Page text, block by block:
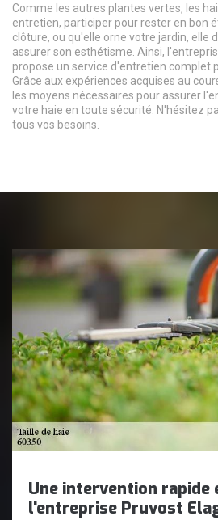
Comme les autres plantes vertes, les
entretien, participer pour rester en bon
clôture, ou qu'elle orne votre jardin, elle
assurer son esthétisme. Ainsi,
propose un service d'entretien complet
Grâce aux expériences acquises au
les moyens nécessaires pour assurer
votre haie en toute sécurité. N'hésitez
tous vos besoins.
Une intervention rapide
l'entreprise Pruvost